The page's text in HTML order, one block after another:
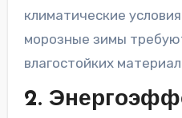
климатические
морозные зимы
влагостойких
2.